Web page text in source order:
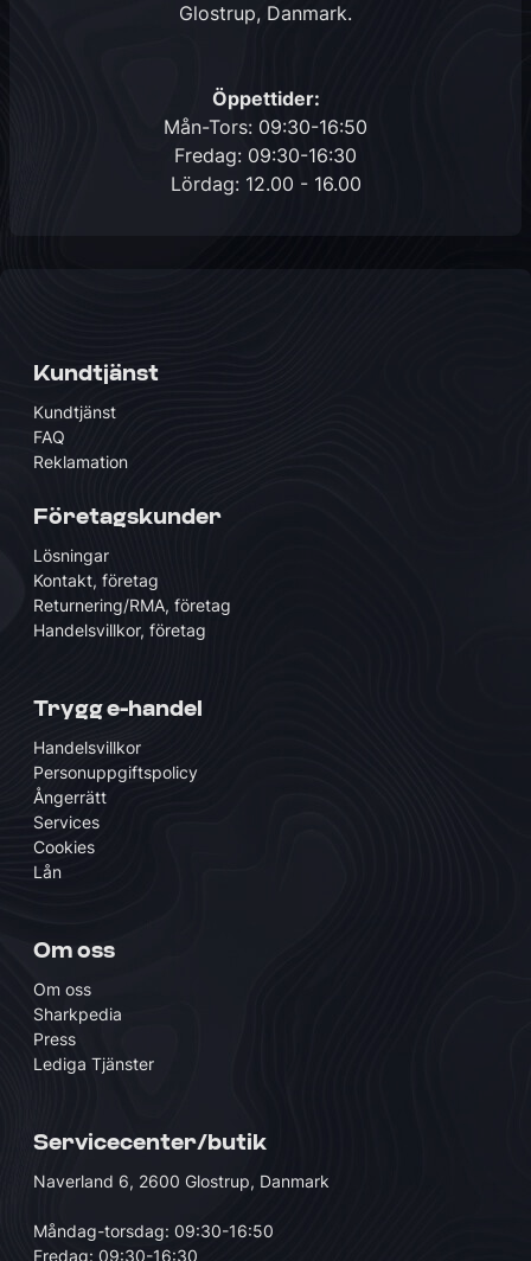
Glostrup, Danmark.
Öppettider:
Mån-Tors: 09:30-16:50
Fredag: 09:30-16:30
Lördag: 12.00 - 16.00
Kundtjänst
Kundtjänst
FAQ
Reklamation
Företagskunder
Lösningar
Kontakt, företag
Returnering/RMA, företag
Handelsvillkor, företag
Trygg e-handel
Handelsvillkor
Personuppgiftspolicy
Ångerrätt
Services
Cookies
Lån
Om oss
Om oss
Sharkpedia
Press
Lediga Tjänster
Servicecenter/butik
Naverland 6, 2600 Glostrup, Danmark
Måndag-torsdag: 09:30-16:50
Fredag: 09:30-16:30